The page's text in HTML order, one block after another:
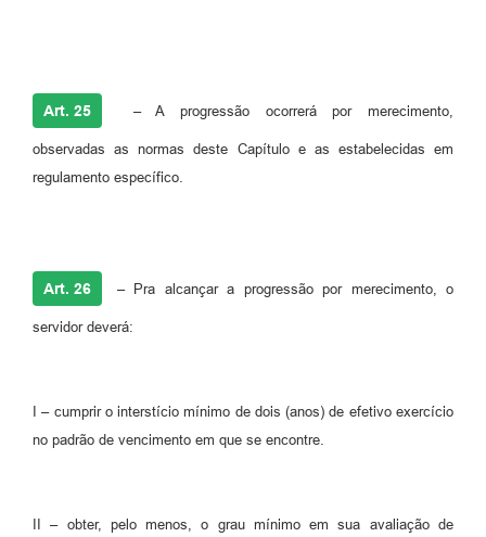
Art. 25 – A progressão ocorrerá por merecimento,
observadas as normas deste Capítulo e as estabelecidas em
regulamento específico.
Art. 26 –Pra alcançar a progressão por merecimento, o
servidor deverá:
I – cumprir o interstício mínimo de dois (anos) de efetivo exercício
no padrão de vencimento em que se encontre.
II – obter, pelo menos, o grau mínimo em sua avaliação de